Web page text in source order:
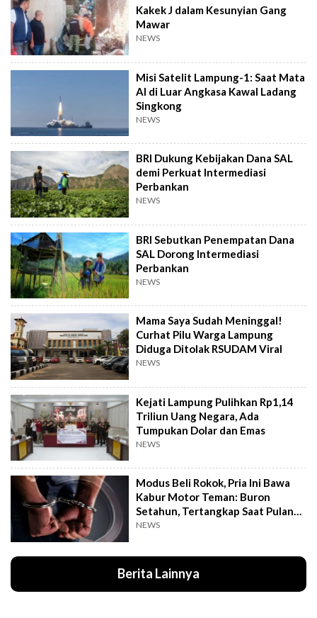
Kakek J dalam Kesunyian Gang
Mawar
NEWS
Misi Satelit Lampung-1: Saat Mata
AI di Luar Angkasa Kawal Ladang
Singkong
NEWS
BRI Dukung Kebijakan Dana SAL
demi Perkuat Intermediasi
Perbankan
NEWS
BRI Sebutkan Penempatan Dana
SAL Dorong Intermediasi
Perbankan
NEWS
Mama Saya Sudah Meninggal!
Curhat Pilu Warga Lampung
Diduga Ditolak RSUDAM Viral
NEWS
Kejati Lampung Pulihkan Rp1,14
Triliun Uang Negara, Ada
Tumpukan Dolar dan Emas
NEWS
Modus Beli Rokok, Pria Ini Bawa
Kabur Motor Teman: Buron
Setahun, Tertangkap Saat Pulang
Kampung
NEWS
Berita Lainnya